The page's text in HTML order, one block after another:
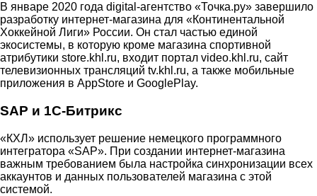
В январе 2020 года digital-агентство «Точка.ру» завершило
разработку интернет-магазина для «Континентальной
Хоккейной Лиги» России. Он стал частью единой
экосистемы, в которую кроме магазина спортивной
атрибутики store.khl.ru, входит портал video.khl.ru, сайт
телевизионных трансляций tv.khl.ru, а также мобильные
приложения в AppStore и GooglePlay.
SAP и 1С-Битрикс
«КХЛ» использует решение немецкого программного
интегратора «SAP». При создании интернет-магазина
важным требованием была настройка синхронизации всех
аккаунтов и данных пользователей магазина с этой
системой.